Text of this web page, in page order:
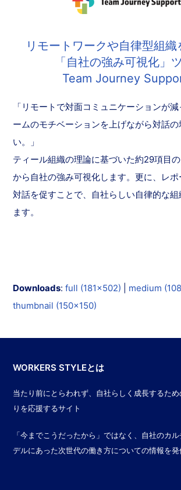
リモートワークや自律型組織
「自社の強み可視化」
Team Journey
「リモートで対面コミュニケーションが
ームのモチベーションを上げながら対話の
い。」
ティール組織の理論に基づいた約29項目の
から自社の強み可視化します。更に、レ
対話を促すことで、自社らしい自律的な
ます。
Downloads:full (181x502) medium
thumbnail (150x150)
WORKERS STYLEとは
当たり前にとらわれず、自社らしく成長するため
りを応援するサイト
「今までこうだったから」ではなく、自社のカ
デルにあった次世代の働き方についての情報を発